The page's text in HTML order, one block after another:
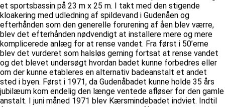
et sportsbassin på 23 m x 25 m. I takt med den stigende
kloakering med udledning af spildevand i Gudenåen og
efterhånden som den generelle forurening af åen blev værre,
blev det efterhånden nødvendigt at installere mere og mere
komplicerede anlæg for at rense vandet. Fra først i 50’erne
blev det vurderet som halsløs gerning fortsat at rense vandet
og det blevet undersøgt hvordan badet kunne forbedres eller
om der kunne etableres en alternativ badeanstalt et andet
sted i byen. Først i 1971, da Gudenåbadet kunne holde 35 års
jubilæum kom endelig den længe ventede afløser for den gamle
anstalt. I juni måned 1971 blev Kærsmindebadet indviet. Indtil